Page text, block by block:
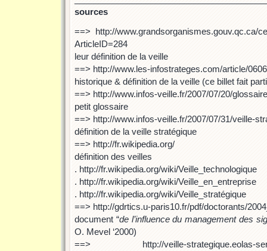
sources
==> http://www.grandsorganismes.gouv.qc.ca/
ArticleID=284
leur définition de la veille
==> http://www.les-infostrateges.com/article/
historique & définition de la veille (ce billet fait
==> http://www.infos-veille.fr/2007/07/20/
petit glossaire
==> http://www.infos-veille.fr/2007/07/31/veille-
définition de la veille stratégique
==> http://fr.wikipedia.org/
définition des veilles
. http://fr.wikipedia.org/wiki/Veille_technologique
. http://fr.wikipedia.org/wiki/Veille_en_entreprise
. http://fr.wikipedia.org/wiki/Veille_stratégique
==> http://gdrtics.u-paris10.fr/pdf/doctorants/
document “de l’influence du management des
O. Mevel ‘2000)
==> http://veille-strategique.eolas-